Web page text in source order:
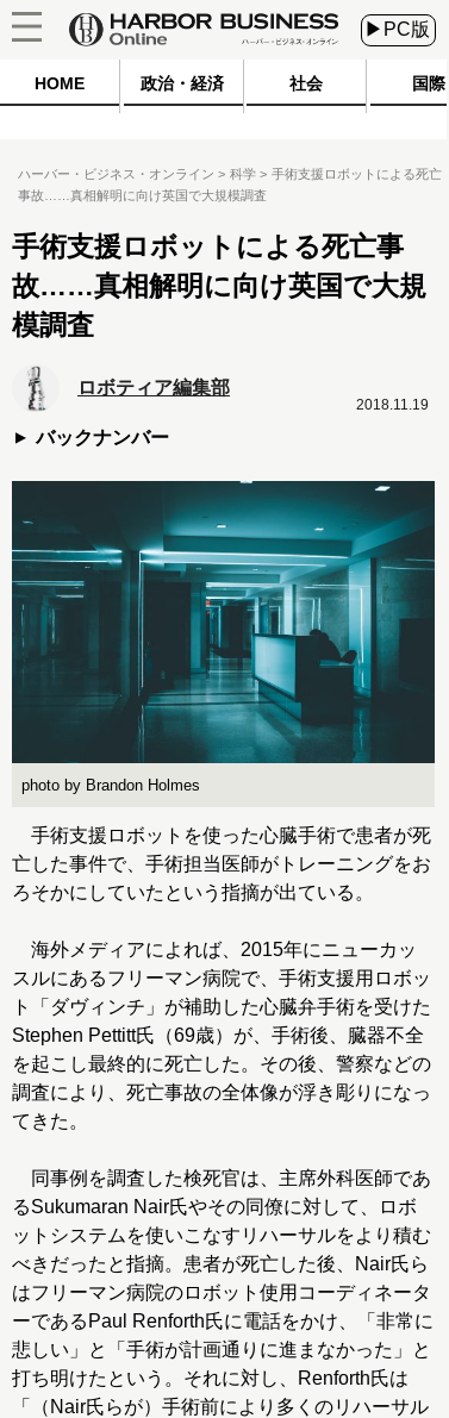
▶PC版
HOME 政治・経済 社会 国際
ハーバー・ビジネス・オンライン 科学
手術支援ロボットによる死亡
事故……真相解明に向け英国で大規模調査
手術支援ロボットによる死亡事
故……真相解明に向け英国で大規
模調査
ロボティア編集部
バックナンバー
2018.11.19
photo by Brandon Holmes
手術支援ロボットを使った心臓手術で患者が死
亡した事件で、手術担当医師がトレーニングをお
ろそかにしていたという指摘が出ている。
海外メディアによれば、2015年にニューカッ
スルにあるフリーマン病院で、手術支援用ロボッ
ト「ダヴィンチ」が補助した心臓弁手術を受けた
Stephen Pettitt氏（69歳）が、手術後、臓器不全
を起こし最終的に死亡した。その後、警察などの
調査により、死亡事故の全体像が浮き彫りになっ
てきた。
同事例を調査した検死官は、主席外科医師であ
るSukumaran Nair氏やその同僚に対して、ロボ
ットシステムを使いこなすリハーサルをより積む
べきだったと指摘。患者が死亡した後、Nair氏ら
はフリーマン病院のロボット使用コーディネータ
ーであるPaul Renforth氏に電話をかけ、「非常に
悲しい」と「手術が計画通りに進まなかった」と
打ち明けたという。それに対し、Renforth氏は
「（Nair氏らが）手術前により多くのリハーサル